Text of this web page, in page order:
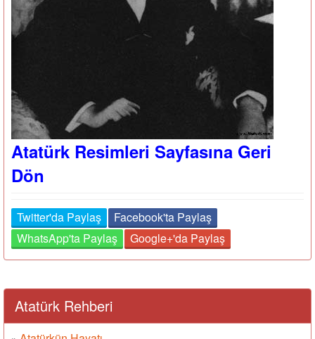
Atatürk Resimleri Sayfasına Geri
Dön
Twitter'da Paylaş
Facebook'ta Paylaş
WhatsApp'ta Paylaş
Google+'da Paylaş
Atatürk Rehberi